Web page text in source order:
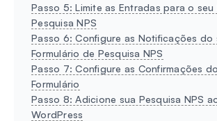
Passo 5: Limite as Entradas para o seu
Pesquisa NPS
Passo 6: Configure as Notificações do
Formulário de Pesquisa NPS
Passo 7: Configure as Confirmações
Formulário
Passo 8: Adicione sua Pesquisa NPS
WordPress